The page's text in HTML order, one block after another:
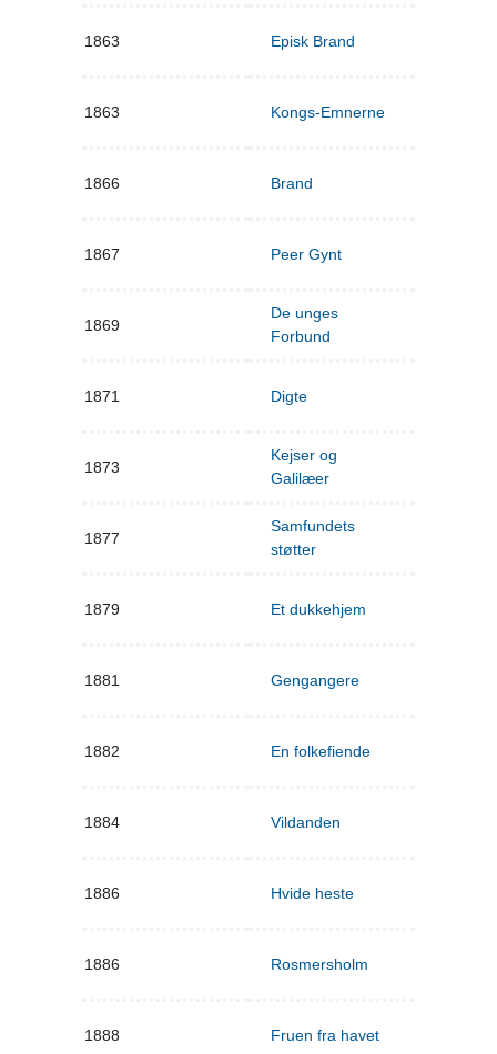
1863 Episk Brand
1863 Kongs-Emnerne
1866 Brand
1867 Peer Gynt
1869
De unges
Forbund
1871 Digte
1873
Kejser og
Galilæer
1877
Samfundets
støtter
1879 Et dukkehjem
1881 Gengangere
1882 En folkefiende
1884 Vildanden
1886 Hvide heste
1886 Rosmersholm
1888 Fruen fra havet